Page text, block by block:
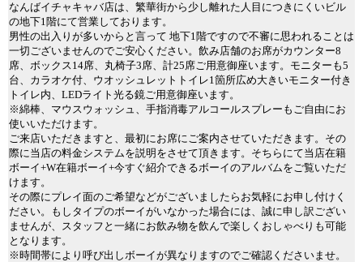
なんばイチャキャバ店は、繁華街から少し離れた人目につきにくいビル
の地下1階にて営業しております。
男性の出入りが多いからと言って 地下1階ですので不審に思われることは
一切ございませんのでご安心ください。飲み店舗のお席がカウンター8
席、ボックス14席、丸椅子3席、計25席ご用意御座います。モニターも5
台、カラオケ付、ウオッシュレットトイレ1箇所広め大きいモニター付き
トイレ内、LEDライト光る鏡ご用意御座います。
※綿棒、マウスウォッシュ、手指消毒アルコールスプレーもご自由にお
使いいただけます。
ご来店いただきますと、最初にお席にご案内させていただきます。その
際に当店の料金システムを説明をさせて頂きます。そちらにて当店在籍
ボーイ+W在籍ボーイ+今すぐ紹介できるボーイのアルバムをご覧いただ
けます。
その際にプレイ面のご希望などがございましたらお気軽にお申し付けく
ださい。もしタイプのボーイがいなかった場合には、誠に申し訳ござい
ませんが、スタッフと一緒にお飲み物を飲んで楽しくおしゃべりも可能
となります。
※時間帯により呼び出しボーイが異なりますのでご確認くださいませ。